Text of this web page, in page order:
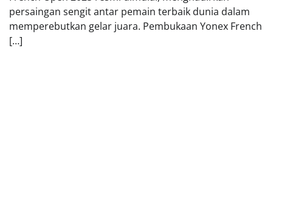
persaingan sengit antar pemain terbaik dunia dalam
memperebutkan gelar juara. Pembukaan Yonex French
[…]